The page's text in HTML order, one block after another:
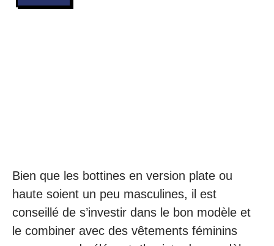
Bien que les bottines en version plate ou
haute soient un peu masculines, il est
conseillé de s’investir dans le bon modèle et
le combiner avec des vêtements féminins